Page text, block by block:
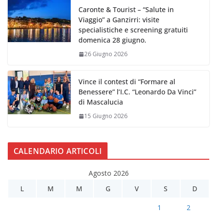
Caronte & Tourist – “Salute in
Viaggio” a Ganzirri: visite
specialistiche e screening gratuiti
domenica 28 giugno.
26 Giugno 2026
Vince il contest di “Formare al
Benessere” l’I.C. “Leonardo Da Vinci”
di Mascalucia
15 Giugno 2026
CALENDARIO ARTICOLI
Agosto 2026
L
M M G V S D
1 2